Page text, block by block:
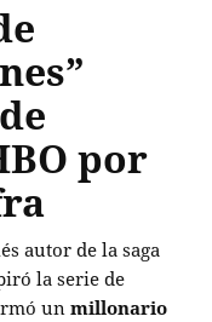
por
autor de la saga
la serie de
unmillonario